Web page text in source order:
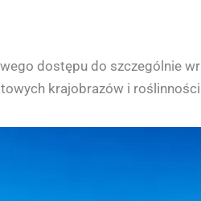
dostępu do szczególnie
krajobrazów i